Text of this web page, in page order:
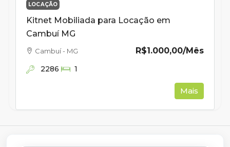
LOCAÇÃO
Kitnet Mobiliada para Locação em
Cambuí MG
R$1.000,00/Mês
Cambuí - MG
2286 1
Mais